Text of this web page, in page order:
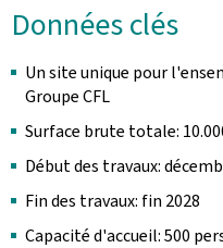
Données clés
Un site unique pour
Groupe CFL
Surface brute totale:
Début des travaux:
Fin des travaux: fin 2028
Capacité d'accueil: 500